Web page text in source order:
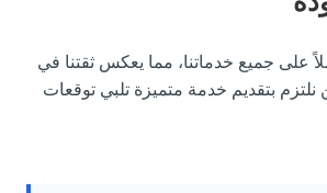
على جميع خدماتنا، مما يعكس ثقتنا في
نلتزم بتقديم خدمة متميزة تلبي توقعات